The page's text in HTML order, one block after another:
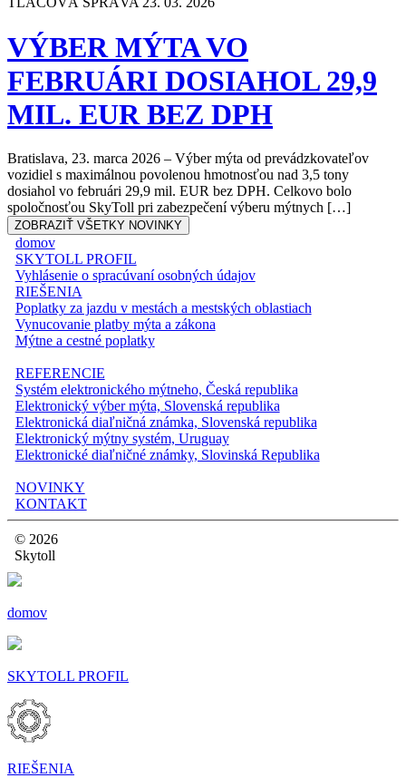
VÝBER MÝTA VO
FEBRUÁRI DOSIAHOL 29,9
MIL. EUR BEZ DPH
Bratislava, 23. marca 2026 – Výber mýta od prevádzkovateľov
vozidiel s maximálnou povolenou hmotnosťou nad 3,5 tony
dosiahol vo februári 29,9 mil. EUR bez DPH. Celkovo bolo
spoločnosťou SkyToll pri zabezpečení výberu mýtnych […]
ZOBRAZIŤ VŠETKY NOVINKY
domov
SKYTOLL PROFIL
Vyhlásenie o spracúvaní osobných údajov
RIEŠENIA
Poplatky za jazdu v mestách a mestských oblastiach
Vynucovanie platby mýta a zákona
Mýtne a cestné poplatky
REFERENCIE
Systém elektronického mýtneho, Česká republika
Elektronický výber mýta, Slovenská republika
Elektronická diaľničná známka, Slovenská republika
Elektronický mýtny systém, Uruguay
Elektronické diaľničné známky, Slovinská Republika
NOVINKY
KONTAKT
© 2026
Skytoll
domov
SKYTOLL PROFIL
RIEŠENIA